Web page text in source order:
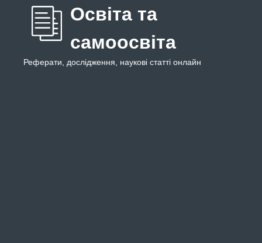
Освіта та
самоосвіта
Реферати, дослідження, наукові статті онлайн